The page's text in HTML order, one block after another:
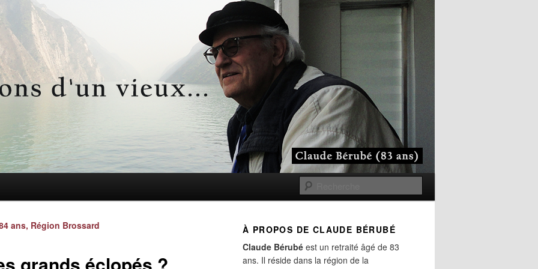
vieux…
Navigation
articles
grands éclopés ?
ans, Région Brossard
À PROPOS DE CLAUDE BÉRUBÉ
Claude Bérubé est un retraité âgé de 83
ans. Il réside dans la région de la